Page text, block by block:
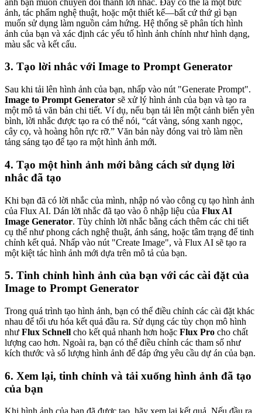
ảnh, tác phẩm nghệ thuật, hoặc một thiết kế—bất cứ thứ gì bạn
muốn sử dụng làm nguồn cảm hứng. Hệ thống sẽ phân tích hình
ảnh của bạn và xác định các yếu tố hình ảnh chính như hình dạng,
màu sắc và kết cấu.
3. Tạo lời nhắc với Image to Prompt Generator
Sau khi tải lên hình ảnh của bạn, nhấp vào nút "Generate Prompt".
Image to Prompt Generator sẽ xử lý hình ảnh của bạn và tạo ra
một mô tả văn bản chi tiết. Ví dụ, nếu bạn tải lên một cảnh biển yên
bình, lời nhắc được tạo ra có thể nói, “cát vàng, sóng xanh ngọc,
cây cọ, và hoàng hôn rực rỡ.” Văn bản này đóng vai trò làm nền
tảng sáng tạo để tạo ra một hình ảnh mới.
4. Tạo một hình ảnh mới bằng cách sử dụng lời
nhắc đã tạo
Khi bạn đã có lời nhắc của mình, nhập nó vào công cụ tạo hình ảnh
của Flux AI. Dán lời nhắc đã tạo vào ô nhập liệu của Flux AI
Image Generator. Tùy chỉnh lời nhắc bằng cách thêm các chi tiết
cụ thể như phong cách nghệ thuật, ánh sáng, hoặc tâm trạng để tinh
chỉnh kết quả. Nhấp vào nút "Create Image", và Flux AI sẽ tạo ra
một kiệt tác hình ảnh mới dựa trên mô tả của bạn.
5. Tinh chỉnh hình ảnh của bạn với các cài đặt của
Image to Prompt Generator
Trong quá trình tạo hình ảnh, bạn có thể điều chỉnh các cài đặt khác
nhau để tối ưu hóa kết quả đầu ra. Sử dụng các tùy chọn mô hình
như Flux Schnell cho kết quả nhanh hơn hoặc Flux Pro cho chất
lượng cao hơn. Ngoài ra, bạn có thể điều chỉnh các tham số như
kích thước và số lượng hình ảnh để đáp ứng yêu cầu dự án của bạn.
6. Xem lại, tinh chỉnh và tải xuống hình ảnh đã tạo
của bạn